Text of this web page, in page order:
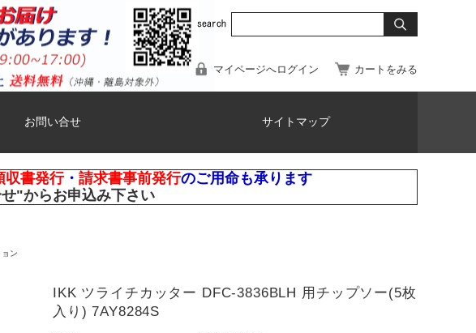
マイページへログイン カートをみる
お問い合せ サイトマップ
収書発行・ 請求書事前発行のご用命も承ります
"からお申込み下さい
ン
IKK ツライチカッター DFC-3836BLH 用チップソー(5枚
入り) 7AY8284S